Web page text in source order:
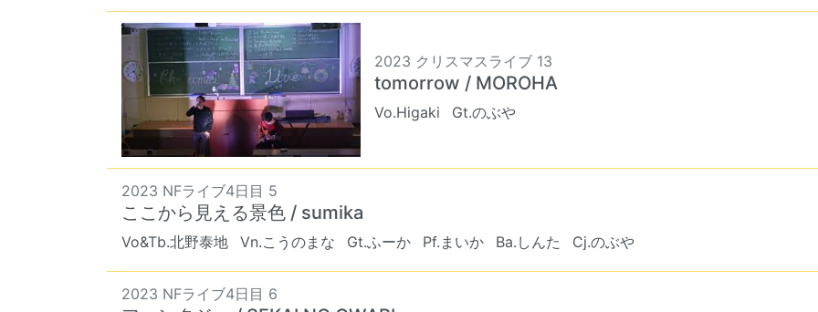
2023 クリスマスライブ 13
tomorrow / MOROHA
Vo.Higaki Gt.のぶや
2023 NFライブ4日目 5
ここから見える景色 / sumika
Vo&Tb.北野泰地 Vn.こうのまな Gt.ふーか Pf.まいか Ba.しんた Cj.のぶや
2023 NFライブ4日目 6